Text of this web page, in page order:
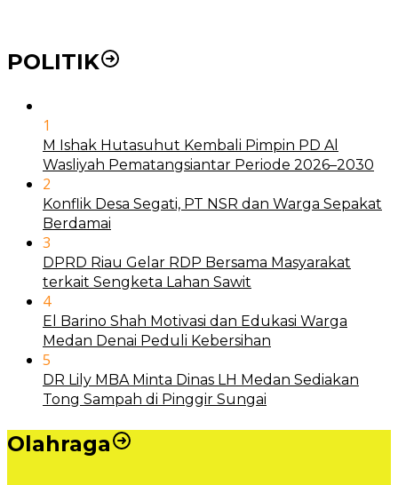
POLITIK
1
M Ishak Hutasuhut Kembali Pimpin PD Al
Wasliyah Pematangsiantar Periode 2026–2030
2
Konflik Desa Segati, PT NSR dan Warga Sepakat
Berdamai
3
DPRD Riau Gelar RDP Bersama Masyarakat
terkait Sengketa Lahan Sawit
4
El Barino Shah Motivasi dan Edukasi Warga
Medan Denai Peduli Kebersihan
5
DR Lily MBA Minta Dinas LH Medan Sediakan
Tong Sampah di Pinggir Sungai
Olahraga